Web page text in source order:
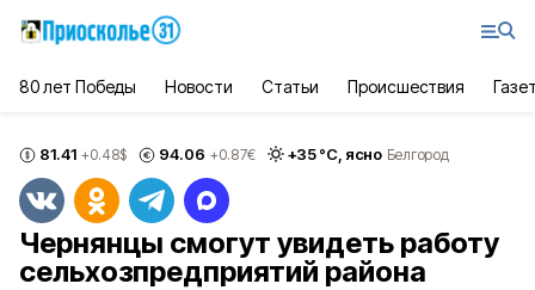
80 лет Победы Новости Статьи Происшествия
81.41 +0.48$ 94.06 +0.87€ +35°С, ясно Белгород
Чернянцы смогут увидеть работу
сельхозпредприятий района